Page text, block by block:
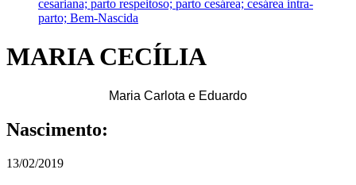
MARIA CECÍLIA
Maria Carlota e Eduardo
Nascimento:
13/02/2019